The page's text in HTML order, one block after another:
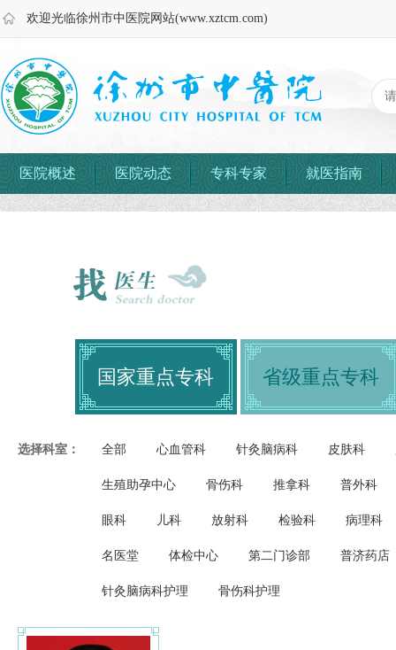
欢迎光临徐州市中医院网站(www.xztcm.com)
医院概述 医院动态 专科专家 就医指南
国家重点专科 省级重点专科
选择科室： 全部 心血管科 针灸脑病科 皮肤科
生殖助孕中心 骨伤科 推拿科 普外科
眼科 儿科 放射科 检验科 病理科
名医堂 体检中心 第二门诊部 普济药店
针灸脑病科护理 骨伤科护理